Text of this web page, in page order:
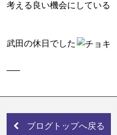
考える良い機会にしている
武田の休日でした
—–
ブログトップへ戻る